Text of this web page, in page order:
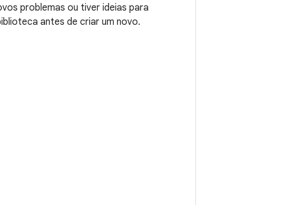
problemas ou tiver ideias para
antes de criar um novo.